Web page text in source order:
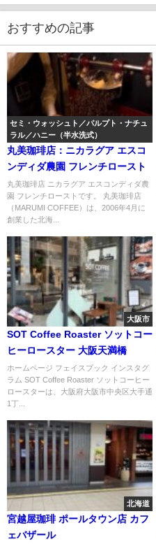
おすすめの記事
セミ・ウォッシュト／パルプト・ナチュ
ラル／ハニー（半水洗式）
丸美珈琲店：ニカラグア エスコ
ンディダ農園 フレンチロースト
丸美珈琲店 ニカラグア エスコンディダ農
園 フレンチローストです。 丸美珈琲店
（MARUMI COFFEE）は、2006年4月に
創業した北海...
大阪市
SOT Coffee Roaster ソットコー
ヒーロースター 大阪天満橋
ホームページ フェイスブック インスタグ
ラム SOT Coffee Roaster ソットコーヒー
ロースターは、大阪府大阪市中央区大手通
1丁...
北海道
宮越屋珈琲 ポールタウン店 カフ
ェバザール